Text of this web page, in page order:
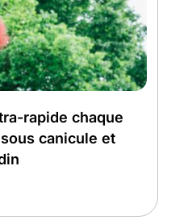
rapide chaque
canicule et